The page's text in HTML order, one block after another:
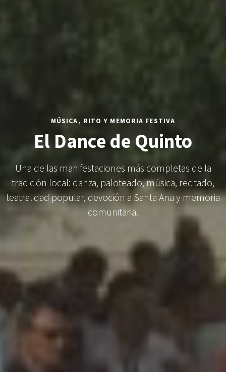
MÚSICA, RITO Y MEMORIA FESTIVA
El Dance de Quinto
Una de las manifestaciones más completas de la
tradición local: danza, paloteado, música, recitado,
teatralidad popular, devoción a Santa Ana y memoria
comunitaria.